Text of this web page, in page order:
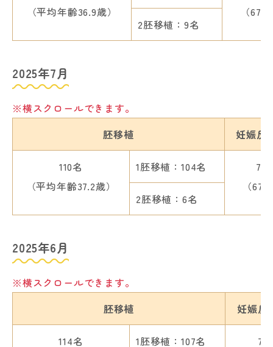
（平均年齢36.9歳）
（
2胚移植：9名
2025年7月
※横スクロールできます。
胚移植
妊娠反
110名
（平均年齢37.2歳）
1胚移植：104名
74
（
2胚移植：6名
2025年6月
※横スクロールできます。
胚移植
妊娠反
114名 1胚移植：107名 71